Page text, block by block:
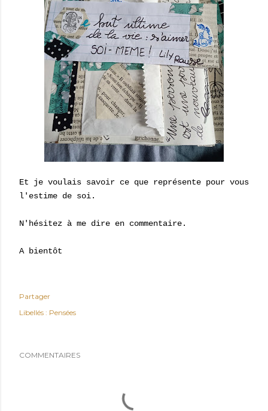
Et je voulais savoir ce que représente pour vous
l'estime de soi.
N'hésitez à me dire en commentaire.
A bientôt
Partager
Libellés : Pensées
COMMENTAIRES